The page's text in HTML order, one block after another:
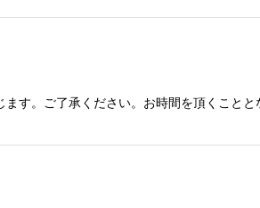
す。ご了承ください。お時間を頂くこと